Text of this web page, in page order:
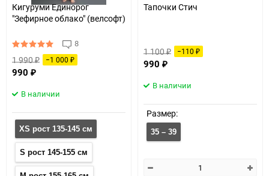
Кигуруми Единорог
"Зефирное облако" (велсофт)
8
1 990₽ −1 000 ₽
990 ₽
В наличии
XS рост 135-145 см
S рост 145-155 см
Тапочки Стич
1 100₽ −110 ₽
990 ₽
В наличии
Размер:
35 – 39